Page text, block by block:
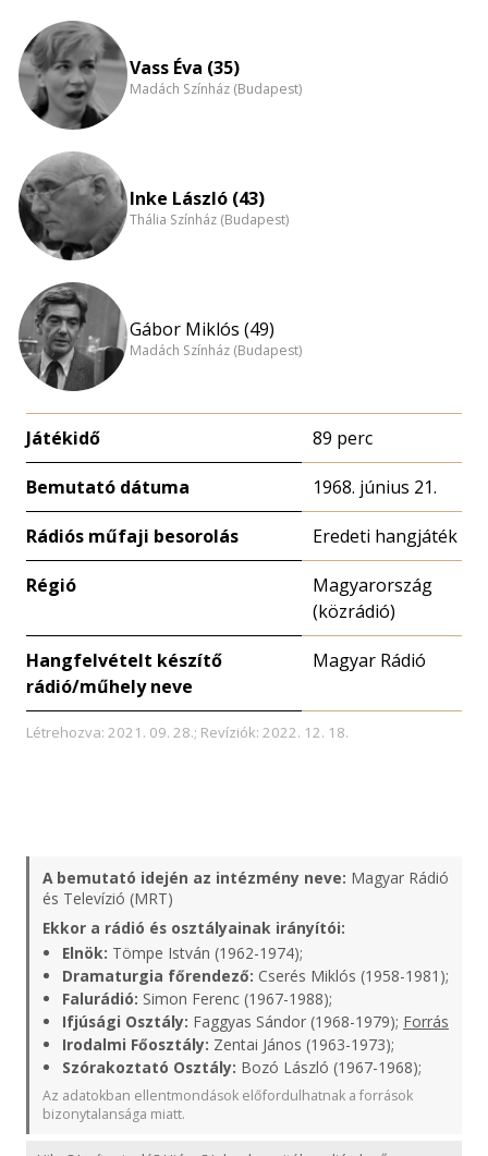
Vass Éva (35)
Madách Színház (Budapest)
Inke László (43)
Thália Színház (Budapest)
Gábor Miklós (49)
Madách Színház (Budapest)
Játékidő 89 perc
Bemutató dátuma 1968. június 21.
Rádiós műfaji besorolás Eredeti hangjáték
Régió
Magyarország
(közrádió)
Hangfelvételt készítő
rádió/műhely neve
Magyar Rádió
Létrehozva: 2021. 09. 28.; Revíziók: 2022. 12. 18.
A bemutató idején az intézmény neve: Magyar Rádió
és Televízió (MRT)
Ekkor a rádió és osztályainak irányítói:
Elnök: Tömpe István (1962-1974);
Dramaturgia főrendező: Cserés Miklós (1958-1981);
Falurádió: Simon Ferenc (1967-1988);
Ifjúsági Osztály: Faggyas Sándor (1968-1979); Forrás
Irodalmi Főosztály: Zentai János (1963-1973);
Szórakoztató Osztály: Bozó László (1967-1968);
Az adatokban ellentmondások előfordulhatnak a források
bizonytalansága miatt.